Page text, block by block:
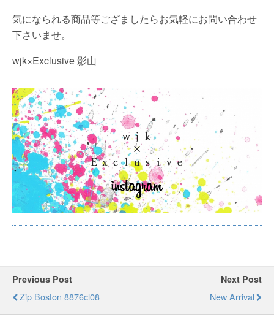
気になられる商品等ござましたらお気軽にお問い合わせ
下さいませ。
wjk×Exclusive 影山
Previous Post
Zip Boston 8876cl08
Next Post
New Arrival